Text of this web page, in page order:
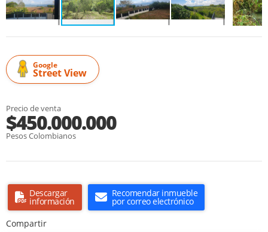
Google
Street View
Precio de venta
$450.000.000
Pesos Colombianos
Descargar
información
Recomendar inmueble
por correo electrónico
Compartir